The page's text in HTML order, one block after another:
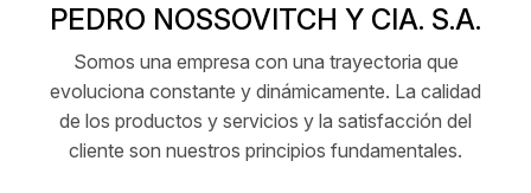
PEDRO NOSSOVITCH Y CIA. S.A.
Somos una empresa con una trayectoria que
evoluciona constante y dinámicamente. La calidad
de los productos y servicios y la satisfacción del
cliente son nuestros principios fundamentales.